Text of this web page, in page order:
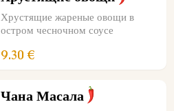
Хрустящие жареные овощи в
остром чесночном соусе
9.30 €
Чана Масала